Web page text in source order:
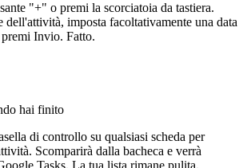
"+" o premi la scorciatoia da tastiera.
imposta facoltativamente una data
premi Invio. Fatto.
hai finito
di controllo su qualsiasi scheda per
Scomparirà dalla bacheca e verrà
Tasks. La tua lista rimane pulita.